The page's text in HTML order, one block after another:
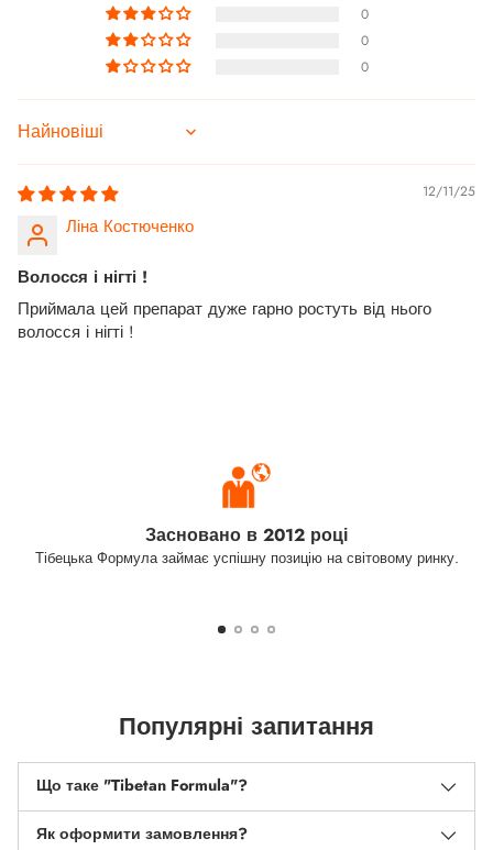
0
0
0
Sort by
12/11/25
Ліна Костюченко
Волосся і нігті !
Приймала цей препарат дуже гарно ростуть від нього
волосся і нігті !
Засновано в 2012 році
Тібецька Формула займає успішну позицію на світовому ринку.
Популярні запитання
Що таке "Tibetan Formula"?
Як оформити замовлення?